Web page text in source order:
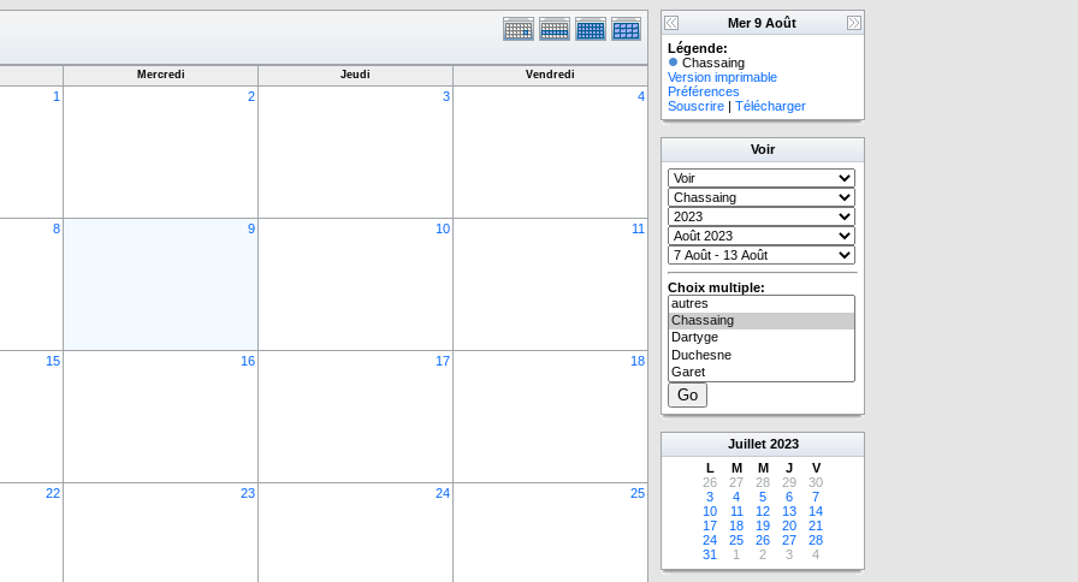
Mercredi Jeudi Vendredi
1 2 3 4
8 9 10 11
15 16 17 18
22 23 24 25
Mer 9 Août
Légende:
Chassaing
Version imprimable
Préférences
Souscrire | Télécharger
Voir
Choix multiple:
Juillet 2023
L
M M J
V
26
27 28 29
30
3
4 5 6
7
10
11 12 13
14
17
18 19 20
21
24
25 26 27
28
31
1 2 3 4